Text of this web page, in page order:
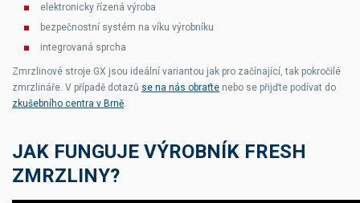
elektronicky řízená výroba
bezpečnostní systém na víku výrobníku
integrovaná sprcha
Zmrzlinové stroje GX jsou ideální variantou jak pro začínající, tak pokročilé
zmrzlináře. V případě dotazů se na nás obraťte nebo se přijďte podívat do
zkušebního centra v Brně
JAK FUNGUJE VÝROBNÍK FRESH
ZMRZLINY?